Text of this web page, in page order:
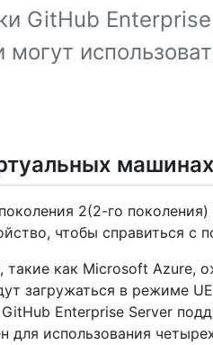
GitHub
могут
2(2-го поколения)
чтобы справиться с
такие как Microsoft Azure,
загружаться в режиме
Enterprise Server
для использования